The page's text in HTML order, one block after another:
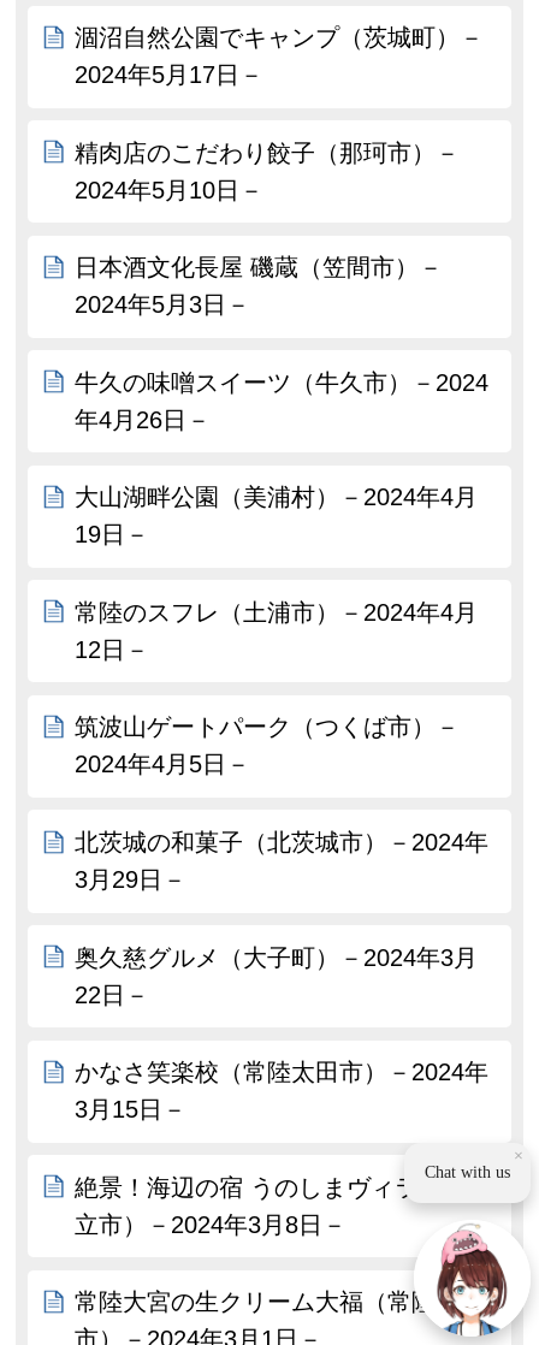
涸沼自然公園でキャンプ（茨城町）－
2024年5月17日－
精肉店のこだわり餃子（那珂市）－
2024年5月10日－
日本酒文化長屋 磯蔵（笠間市）－
2024年5月3日－
牛久の味噌スイーツ（牛久市）－2024
年4月26日－
大山湖畔公園（美浦村）－2024年4月
19日－
常陸のスフレ（土浦市）－2024年4月
12日－
筑波山ゲートパーク（つくば市）－
2024年4月5日－
北茨城の和菓子（北茨城市）－2024年
3月29日－
奥久慈グルメ（大子町）－2024年3月
22日－
かなさ笑楽校（常陸太田市）－2024年
3月15日－
絶景！海辺の宿 うのしまヴィラ（日
立市）－2024年3月8日－
常陸大宮の生クリーム大福（常陸大宮
市）－2024年3月1日－
×
Chat with us